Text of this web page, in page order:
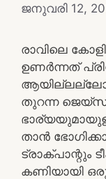
ജനുവരി 12,
രാവിലെ
ഉണർന്നത്
ആയില്ലല്ലോ
തുറന്ന
താൻ
ട്രാക്പാന്റും
കണിയായി